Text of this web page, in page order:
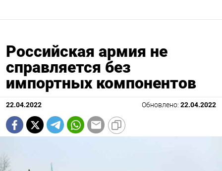
Российская армия не
справляется без
импортных компонентов
22.04.2022 Обновлено: 22.04.2022